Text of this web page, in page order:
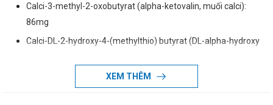
Calci-3-methyl-2-oxobutyrat (alpha-ketovalin, muối calci):
86mg
Calci-DL-2-hydroxy-4-(methylthio) butyrat (DL-alpha-hydroxy
L-Lysin acetat: 105mg.XEM THÊM